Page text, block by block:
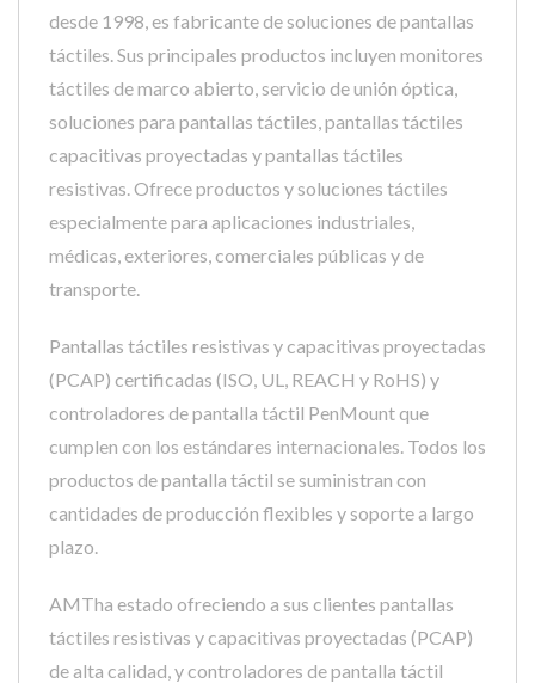
desde 1998, es fabricante de soluciones de pantallas
táctiles. Sus principales productos incluyen monitores
táctiles de marco abierto, servicio de unión óptica,
soluciones para pantallas táctiles, pantallas táctiles
capacitivas proyectadas y pantallas táctiles
resistivas. Ofrece productos y soluciones táctiles
especialmente para aplicaciones industriales,
médicas, exteriores, comerciales públicas y de
transporte.
Pantallas táctiles resistivas y capacitivas proyectadas
(PCAP) certificadas (ISO, UL, REACH y RoHS) y
controladores de pantalla táctil PenMount que
cumplen con los estándares internacionales. Todos los
productos de pantalla táctil se suministran con
cantidades de producción flexibles y soporte a largo
plazo.
AMTha estado ofreciendo a sus clientes pantallas
táctiles resistivas y capacitivas proyectadas (PCAP)
de alta calidad, y controladores de pantalla táctil